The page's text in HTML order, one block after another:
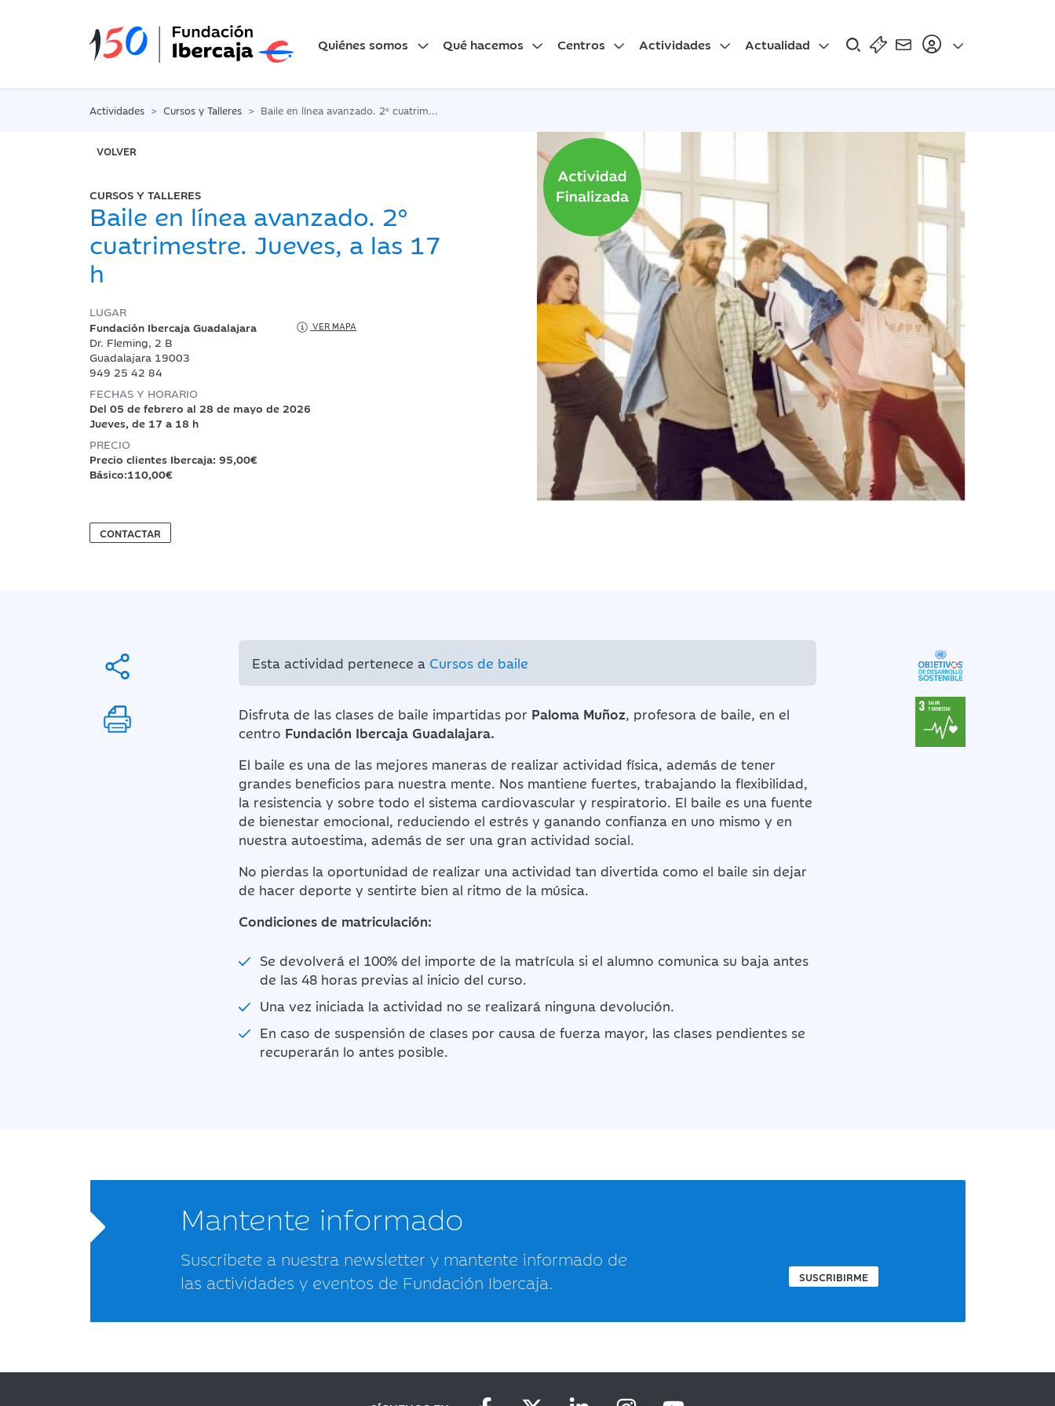
Quiénes somos Qué hacemos Centros Actividades Actualidad
Actividades Cursos y Talleres Baile en línea avanzado. 2º cuatrimestre. Jueves, a las 17 h
VOLVER
CURSOS Y TALLERES
Baile en línea avanzado. 2º
cuatrimestre. Jueves, a las 17
h
LUGAR
Fundación Ibercaja Guadalajara
VER MAPA
Dr. Fleming, 2 B
Guadalajara 19003
949 25 42 84
FECHAS Y HORARIO
Del 05 de febrero al 28 de mayo de 2026
Jueves, de 17 a 18 h
PRECIO
Precio clientes Ibercaja: 95,00€
Básico:110,00€
CONTACTAR
Esta actividad pertenece a Cursos de baile
Disfruta de las clases de baile impartidas por Paloma Muñoz, profesora de baile, en el
centro Fundación Ibercaja Guadalajara.
El baile es una de las mejores maneras de realizar actividad física, además de tener
grandes beneficios para nuestra mente. Nos mantiene fuertes, trabajando la flexibilidad,
la resistencia y sobre todo el sistema cardiovascular y respiratorio. El baile es una fuente
de bienestar emocional, reduciendo el estrés y ganando confianza en uno mismo y en
nuestra autoestima, además de ser una gran actividad social.
No pierdas la oportunidad de realizar una actividad tan divertida como el baile sin dejar
de hacer deporte y sentirte bien al ritmo de la música.
Condiciones de matriculación:
Se devolverá el 100% del importe de la matrícula si el alumno comunica su baja antes
de las 48 horas previas al inicio del curso.
Una vez iniciada la actividad no se realizará ninguna devolución.
En caso de suspensión de clases por causa de fuerza mayor, las clases pendientes se
recuperarán lo antes posible.
Mantente informado
Suscríbete a nuestra newsletter y mantente informado de
las actividades y eventos de Fundación Ibercaja.
SUSCRIBIRME